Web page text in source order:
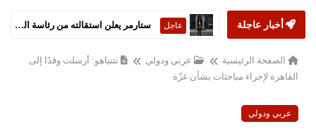
أخبار عاجلة عاجل ستارمر يعلن استقالته من رئاسة الحكومة البريطانية
الصفحة الرئيسية عربي ودولي
نتنياهو: أرسلت وفدًا إلى
القاهرة لإجراء مباحثات بشأن غزّة
عربي ودولي